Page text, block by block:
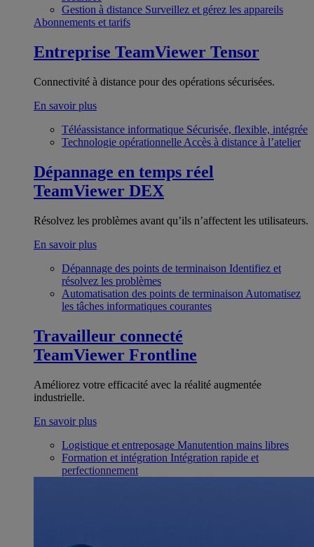
Gestion à distance Surveillez et gérez les appareils
Abonnements et tarifs
Entreprise TeamViewer Tensor
Connectivité à distance pour des opérations sécurisées.
En savoir plus
Téléassistance informatique Sécurisée, flexible, intégrée
Technologie opérationnelle Accès à distance à l’atelier
Dépannage en temps réel
TeamViewer DEX
Résolvez les problèmes avant qu’ils n’affectent les utilisateurs.
En savoir plus
Dépannage des points de terminaison Identifiez et
résolvez les problèmes
Automatisation des points de terminaison Automatisez
les tâches informatiques courantes
Travailleur connecté
TeamViewer Frontline
Améliorez votre efficacité avec la réalité augmentée
industrielle.
En savoir plus
Logistique et entreposage Manutention mains libres
Formation et intégration Intégration rapide et
perfectionnement